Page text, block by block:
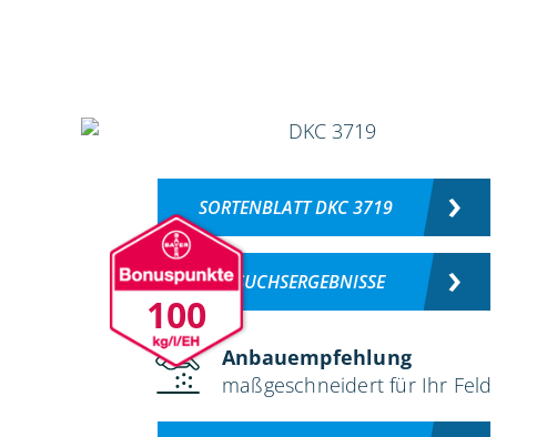
100
SORTENBLATT DKC 3719
VERSUCHSERGEBNISSE
Anbauempfehlung
maßgeschneidert für Ihr Feld